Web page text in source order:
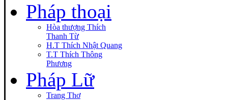
Pháp thoại
Hòa thượng Thích
Thanh Từ
H.T Thích Nhật Quang
T.T Thích Thông
Phương
Pháp Lữ
Trang Thơ